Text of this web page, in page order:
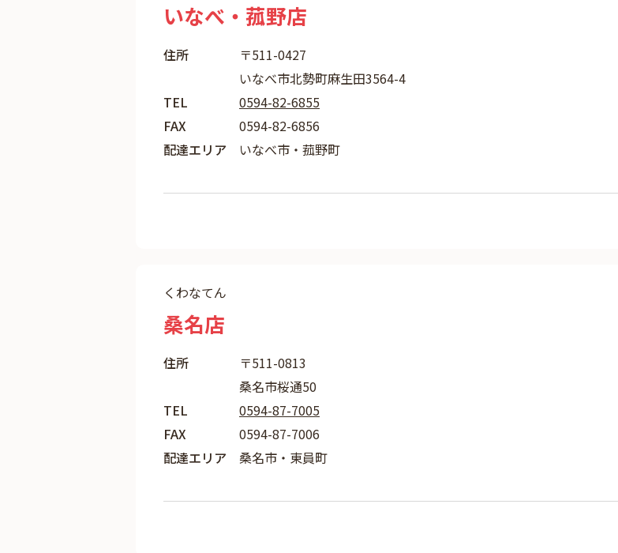
いなべ・菰野店
住所
〒511-0427
いなべ市北勢町麻生田3564-4
TEL
0594-82-6855
FAX
0594-82-6856
配達エリア
いなべ市・菰野町
くわなてん
桑名店
住所
〒511-0813
桑名市桜通50
TEL
0594-87-7005
FAX
0594-87-7006
配達エリア
桑名市・東員町